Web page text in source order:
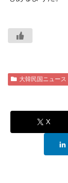
大韓民国ニュース
X